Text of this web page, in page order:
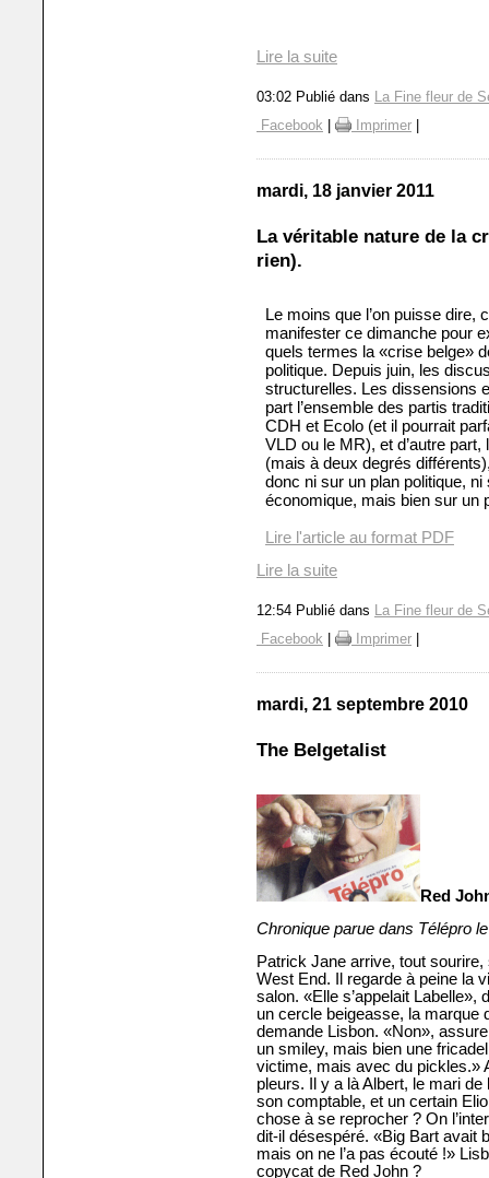
Lire la suite
03:02 Publié dans La Fine fleur de
Facebook
Imprimer
mardi, 18 janvier 2011
La véritable nature de la
rien).
Le moins que l’on puisse dire,
manifester ce dimanche pour
quels termes la «crise belge»
politique. Depuis juin, les
structurelles. Les dissensions
part l’ensemble des partis
CDH et Ecolo (et il pourrait
VLD ou le MR), et d’autre
(mais à deux degrés
donc ni sur un plan politique,
économique, mais bien sur un
Lire l'article au format PDF
Lire la suite
12:54 Publié dans La Fine fleur de
Facebook
Imprimer
mardi, 21 septembre 2010
The Belgetalist
Red
Chronique parue dans Télépro
Patrick Jane arrive, tout
West End. Il regarde à peine la
salon. «Elle s’appelait Labelle»,
un cercle beigeasse, la marque
demande Lisbon. «Non»,
un smiley, mais bien une
victime, mais avec du pickles.»
pleurs. Il y a là Albert, le mari
son comptable, et un certain
chose à se reprocher ? On
dit-il désespéré. «Big Bart avait
mais on ne l’a pas écouté !»
copycat de Red John ?